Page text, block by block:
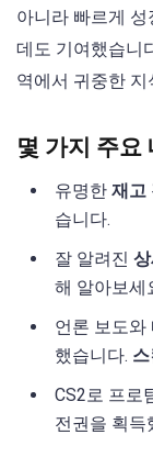
아니라 빠르게
데도 기여했습니
역에서 귀중한
몇 가지 주요
유명한 재고
습니다.
잘 알려진
해 알아보세
언론 보도와
했습니다.
CS2로 프로
전권을 획득